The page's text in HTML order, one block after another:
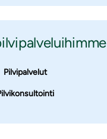
Pilvipalvelut